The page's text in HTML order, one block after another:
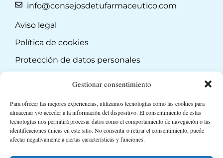
Gestionar consentimiento
Para ofrecer las mejores experiencias, utilizamos tecnologías como las cookies para
almacenar y/o acceder a la información del dispositivo. El consentimiento de estas
tecnologías nos permitirá procesar datos como el comportamiento de navegación o las
identificaciones únicas en este sitio. No consentir o retirar el consentimiento, puede
afectar negativamente a ciertas características y funciones.
info@consejosdetufarmaceutico.com
Aviso legal
Política de cookies
Protección de datos personales